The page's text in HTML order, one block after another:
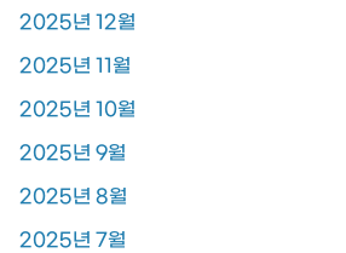
2025년 12월
2025년 11월
2025년 10월
2025년 9월
2025년 8월
2025년 7월